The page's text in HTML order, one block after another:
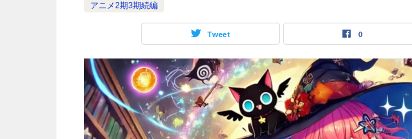
アニメ2期3期続編
Tweet 0